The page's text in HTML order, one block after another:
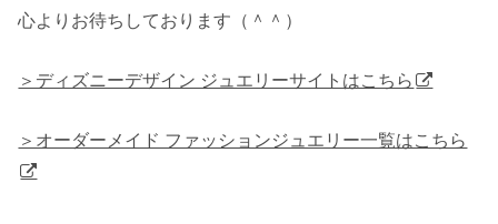
心よりお待ちしております（＾＾）
＞ディズニーデザイン ジュエリーサイトはこちら
＞オーダーメイド ファッションジュエリー一覧はこちら